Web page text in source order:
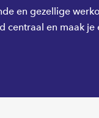
en gezellige
en maak